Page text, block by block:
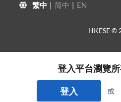
繁中
简中 EN
HKESE ©
登入平台瀏覽
登入 或